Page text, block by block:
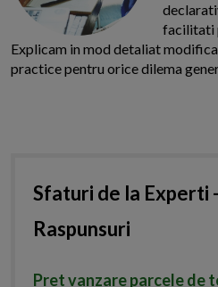
facilitati
Explicam in mod detaliat
practice pentru orice dilema
Sfaturi de la Experti
Raspunsuri
Pret vanzare parcele de